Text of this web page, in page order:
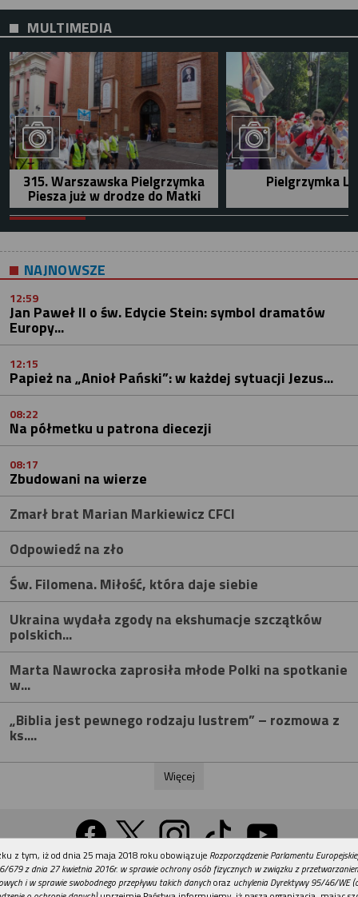
MULTIMEDIA
315. Warszawska Pielgrzymka
Piesza już w drodze do Matki
Pielgrzymka
NAJNOWSZE
12:59
Jan Paweł II o św. Edycie Stein: symbol dramatów
Europy...
12:15
Papież na „Anioł Pański”: w każdej sytuacji Jezus...
08:22
Na półmetku u patrona diecezji
08:17
Zbudowani na wierze
Zmarł brat Marian Markiewicz CFCI
Odpowiedź na zło
Św. Filomena. Miłość, która daje siebie
Ukraina wydała zgody na ekshumacje szczątków
polskich...
Marta Nawrocka zaprosiła młode Polki na spotkanie
w...
„Biblia jest pewnego rodzaju lustrem” – rozmowa z
ks....
Więcej
Wersja na komputer
REKLAMA
z tym, iż od dnia 25 maja 2018 roku obowiązuje Rozporządzenie Parlamentu
679 z dnia 27 kwietnia 2016r. w sprawie ochrony osób fizycznych w związku z
i w sprawie swobodnego przepływu takich danychoraz uchylenia Dyrektywy 95/46/WE